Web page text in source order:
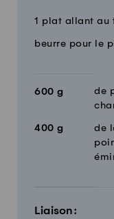
Quantité
1 plat allant au
beurre pour le
600 g
de
400 g
de
Liaison: